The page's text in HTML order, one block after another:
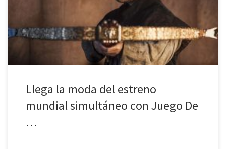
Zodiaco y Juego De Tronos van a poder ver los nuevos capítulos a
Llega la moda del estreno
mundial simultáneo con Juego De
…